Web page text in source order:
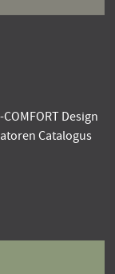
COMFORT Design
Catalogus